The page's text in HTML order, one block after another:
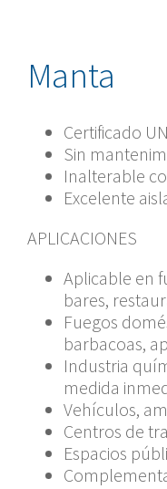
Manta
Certificado
Sin
Inalterable
Excelente
APLICACIONES
Aplicable en
bares,
Fuegos
barbacoas,
Industria
medida
Vehículos,
Centros de
Espacios